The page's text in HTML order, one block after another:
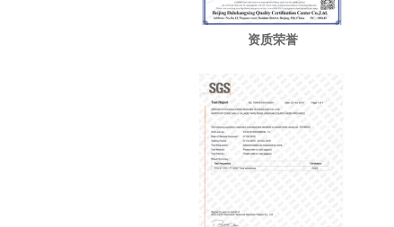
资质荣誉